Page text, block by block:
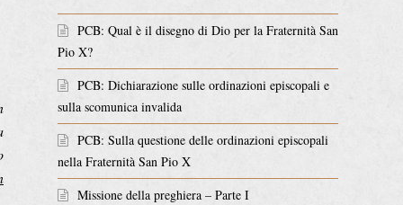
PCB: Qual è il disegno di Dio per la Fraternità San
Pio X?
PCB: Dichiarazione sulle ordinazioni episcopali e
sulla scomunica invalida
PCB: Sulla questione delle ordinazioni episcopali
nella Fraternità San Pio X
Missione della preghiera – Parte I